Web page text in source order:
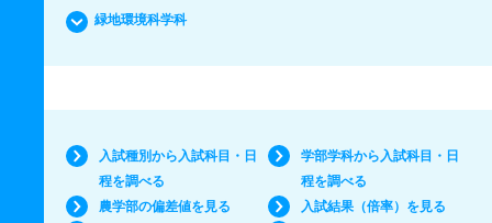
緑地環境科学科
入試種別から入試科目・日
程を調べる
学部学科から入試科目・日
程を調べる
農学部の偏差値を見る
入試結果（倍率）を見る